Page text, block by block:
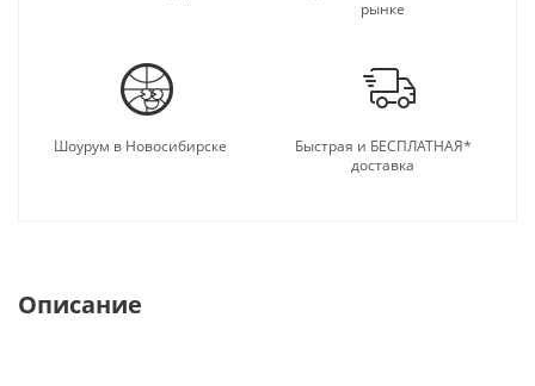
рынке
Шоурум в Новосибирске
Быстрая и БЕСПЛАТНАЯ*
доставка
Описание